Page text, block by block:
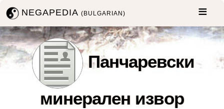
NEGAPEDIA(BULGARIAN)
Панчаревски
минерален извор